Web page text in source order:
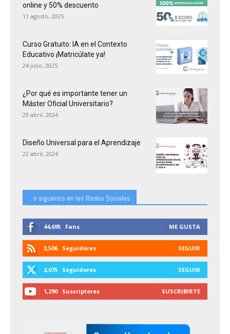
online y 50% descuento
11 agosto, 2025
Curso Gratuito: IA en el Contexto
Educativo ¡Matricúlate ya!
24 julio, 2025
¿Por qué es importante tener un
Máster Oficial Universitario?
29 abril, 2024
Diseño Universal para el Aprendizaje
22 abril, 2024
...o siguenos en las Redes Sociales
44,695 Fans ME GUSTA
3,506 Seguidores SEGUIR
2,075 Seguidores SEGUIR
1,290 Suscriptores SUSCRIBIRTE